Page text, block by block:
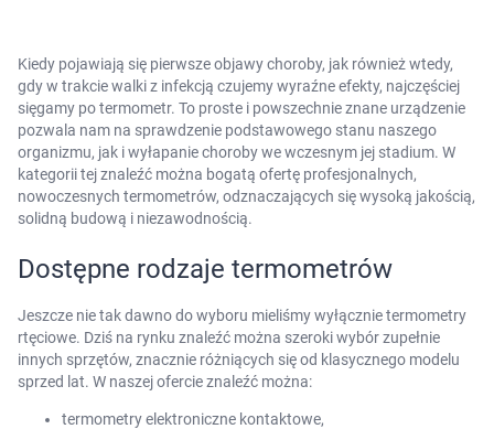
Kiedy pojawiają się pierwsze objawy choroby, jak również wtedy,
gdy w trakcie walki z infekcją czujemy wyraźne efekty, najczęściej
sięgamy po termometr. To proste i powszechnie znane urządzenie
pozwala nam na sprawdzenie podstawowego stanu naszego
organizmu, jak i wyłapanie choroby we wczesnym jej stadium. W
kategorii tej znaleźć można bogatą ofertę profesjonalnych,
nowoczesnych termometrów, odznaczających się wysoką jakością,
solidną budową i niezawodnością.
Dostępne rodzaje termometrów
Jeszcze nie tak dawno do wyboru mieliśmy wyłącznie termometry
rtęciowe. Dziś na rynku znaleźć można szeroki wybór zupełnie
innych sprzętów, znacznie różniących się od klasycznego modelu
sprzed lat. W naszej ofercie znaleźć można:
termometry elektroniczne kontaktowe,